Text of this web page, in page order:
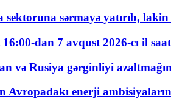
sərmayə yatırıb, lakin
dan 7 avqust 2026-cı il
və Rusiya gərginliyi
Avropadakı enerji